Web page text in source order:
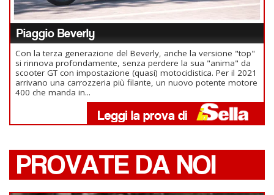
Piaggio Beverly
Con la terza generazione del Beverly, anche la versione "top"
si rinnova profondamente, senza perdere la sua "anima" da
scooter GT con impostazione (quasi) motociclistica. Per il 2021
arrivano una carrozzeria più filante, un nuovo potente motore
400 che manda in...
PROVATE DA NOI